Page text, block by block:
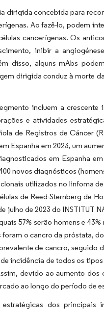
dirigida concebida para
Ao fazê-lo, podem
cancerígenas. Os
inibir a
disso, alguns mAbs
dirigida conduz à morte
incluem a
e atividades
de Registros de Cáncer
Espanha em 2023, um
em Espanha
novos diagnósticos
utilizados no linfoma
de Reed-Sternberg de
julho de 2023 do INSTITUT
57% serão homens e
o cancro da próstata,
de cancro,
incidência de todos os
devido ao aumento
ao longo do período de
dos principais